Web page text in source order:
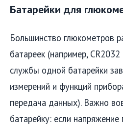
Батарейки для
Большинство глюкометров
батареек (например,
службы одной батарейки
измерений и функций
передача данных). Важно
батарейку: если